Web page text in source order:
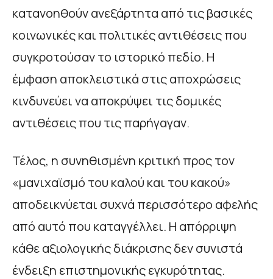
κατανοηθούν ανεξάρτητα από τις βασικές
κοινωνικές και πολιτικές αντιθέσεις που
συγκροτούσαν το ιστορικό πεδίο. Η
έμφαση αποκλειστικά στις αποχρώσεις
κινδυνεύει να αποκρύψει τις δομικές
αντιθέσεις που τις παρήγαγαν.
Τέλος, η συνηθισμένη κριτική προς τον
«μανιχαϊσμό του καλού και του κακού»
αποδεικνύεται συχνά περισσότερο αφελής
από αυτό που καταγγέλλει. Η απόρριψη
κάθε αξιολογικής διάκρισης δεν συνιστά
ένδειξη επιστημονικής εγκυρότητας.